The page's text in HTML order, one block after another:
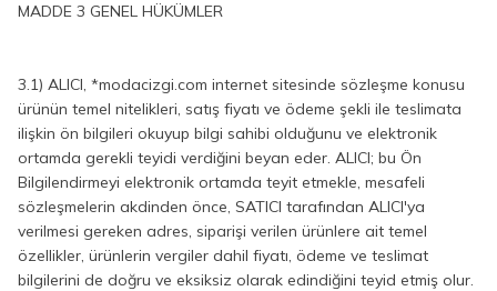
MADDE 3 GENEL HÜKÜMLER
3.1) ALICI, *modacizgi.com internet sitesinde sözleşme konusu
ürünün temel nitelikleri, satış fiyatı ve ödeme şekli ile teslimata
ilişkin ön bilgileri okuyup bilgi sahibi olduğunu ve elektronik
ortamda gerekli teyidi verdiğini beyan eder. ALICI; bu Ön
Bilgilendirmeyi elektronik ortamda teyit etmekle, mesafeli
sözleşmelerin akdinden önce, SATICI tarafından ALICI'ya
verilmesi gereken adres, siparişi verilen ürünlere ait temel
özellikler, ürünlerin vergiler dahil fiyatı, ödeme ve teslimat
bilgilerini de doğru ve eksiksiz olarak edindiğini teyid etmiş olur.